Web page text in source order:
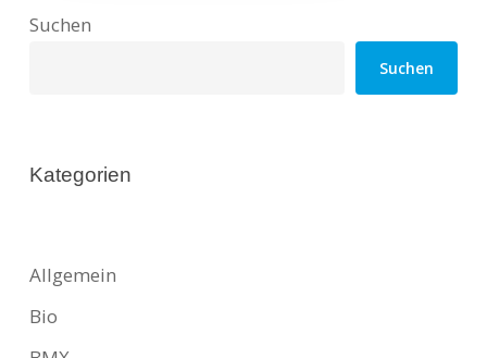
Suchen
Suchen
Kategorien
Allgemein
Bio